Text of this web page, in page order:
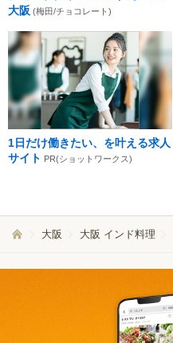
大阪 (梅田/チョコレート)
1日だけ働きたい、を叶える求人
サイト PR(ショットワークス)
大阪 大阪 インド料理